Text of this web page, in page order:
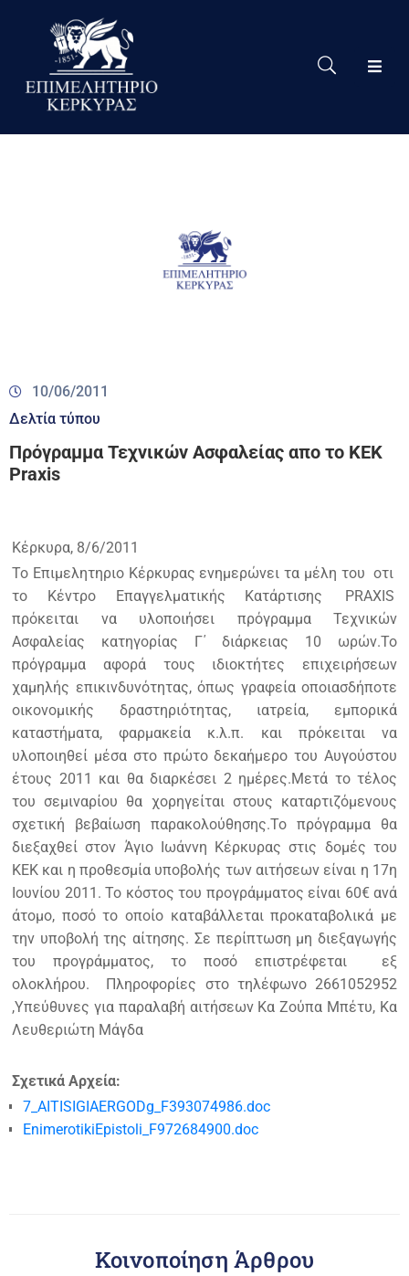
Το
Eπιμελητήριο
10/06/2011
Δελτία τύπου
Πρόγραμμα Τεχνικών Ασφαλείας απο το ΚΕΚ
Praxis
Κέρκυρα, 8/6/2011
Το Επιμελητηριο Κέρκυρας ενημερώνει τα μέλη του οτι
το Κέντρο Επαγγελματικής Κατάρτισης
PRAXIS
πρόκειται να υλοποιήσει πρόγραμμα Τεχνικών
Ασφαλείας κατηγορίας Γ΄ διάρκειας 10 ωρών.Το
πρόγραμμα αφορά τους ιδιοκτήτες επιχειρήσεων
χαμηλής επικινδυνότητας, όπως γραφεία οποιασδήποτε
οικονομικής δραστηριότητας, ιατρεία, εμπορικά
καταστήματα, φαρμακεία κ.λ.π. και πρόκειται να
υλοποιηθεί μέσα στο πρώτο δεκαήμερο του Αυγούστου
έτους 2011 και θα διαρκέσει 2 ημέρες.Μετά το τέλος
του σεμιναρίου θα χορηγείται στους καταρτιζόμενους
σχετική βεβαίωση παρακολούθησης.Το πρόγραμμα θα
διεξαχθεί στον Άγιο Ιωάννη Κέρκυρας στις δομές του
ΚΕΚ και η προθεσμία υποβολής των αιτήσεων είναι η 17η
Ιουνίου 2011. Το κόστος του προγράμματος είναι 60€ ανά
άτομο, ποσό το οποίο καταβάλλεται προκαταβολικά με
την υποβολή της αίτησης. Σε περίπτωση μη διεξαγωγής
του προγράμματος, το ποσό επιστρέφεται εξ
ολοκλήρου. Πληροφορίες στο τηλέφωνο 2661052952
,Υπεύθυνες για παραλαβή αιτήσεων Κα Ζούπα Μπέτυ, Κα
Λευθεριώτη Μάγδα
Σχετικά Αρχεία:
7_AITISIGIAERGODg_F393074986.doc
EnimerotikiEpistoli_F972684900.doc
Κοινοποίηση Άρθρου